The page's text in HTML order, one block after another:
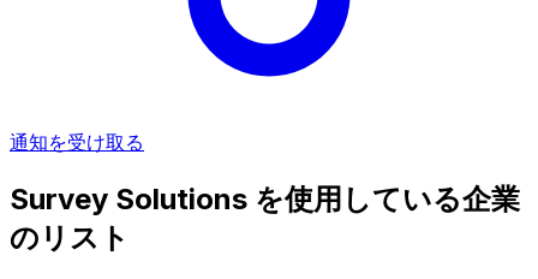
通知を受け取る
Survey Solutions を使用している企業
のリスト